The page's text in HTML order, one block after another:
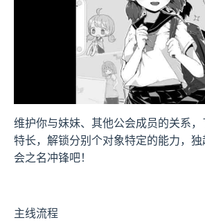
维护你与妹妹、其他公会成员的关系
特长，解锁分别个对象特定的能力，
会之名冲锋吧！
主线流程